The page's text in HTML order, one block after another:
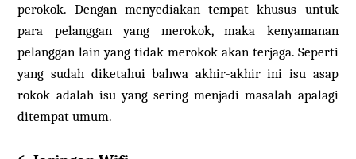
perokok. Dengan menyediakan tempat khusus untuk
para pelanggan yang merokok, maka kenyamanan
pelanggan lain yang tidak merokok akan terjaga. Seperti
yang sudah diketahui bahwa akhir-akhir ini isu asap
rokok adalah isu yang sering menjadi masalah apalagi
ditempat umum.